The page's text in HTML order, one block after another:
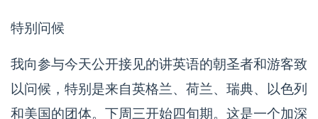
特别问候
我向参与今天公开接见的讲英语的朝圣者和游客致
以问候，特别是来自英格兰、荷兰、瑞典、以色列
和美国的团体。下周三开始四旬期。这是一个加深